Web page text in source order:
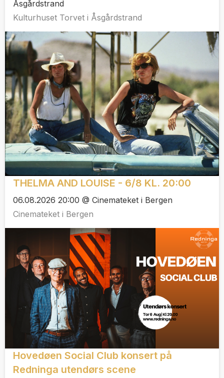
Åsgårdstrand
Kulturhuset Torvet i Åsgårdstrand
THELMA AND LOUISE - 6/8 KL. 20:00
06.08.2026 20:00 @ Cinemateket i Bergen
Cinemateket i Bergen
Hovedøen Social Club konsert på
Redninga utendørs scene